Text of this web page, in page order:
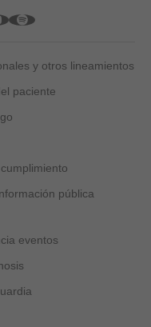
y otros lineamientos
paciente
pública
eventos